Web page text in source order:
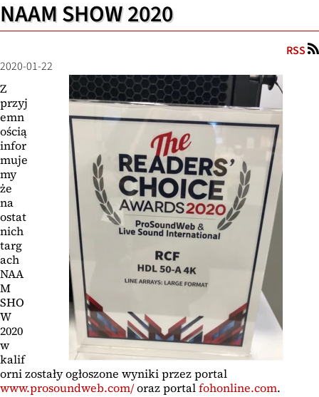
NAAM SHOW 2020
RSS
2020-01-22
Z
przyj
emn
ością
infor
muje
my
że
na
ostat
nich
targ
ach
NAA
M
SHO
W
2020
w
kalif
orni zostały ogłoszone wyniki przez portal
www.prosoundweb.com/oraz portalfohonline.com.